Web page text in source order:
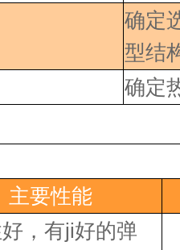
确定
型结
确定
主要性能
，有ji好的弹